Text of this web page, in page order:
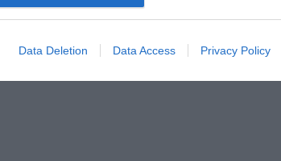
Data Deletion Data Access Privacy Policy